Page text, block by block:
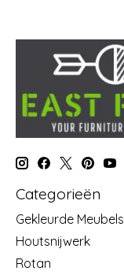
Categorieën
Gekleurde Meubels
Houtsnijwerk
Rotan